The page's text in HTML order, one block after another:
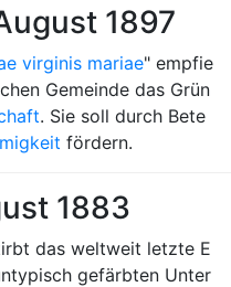
1897
virginis mariae" empfie
Gemeinde das Grün
. Sie soll durch Bete
fördern.
1883
das weltweit letzte E
gefärbten Unter